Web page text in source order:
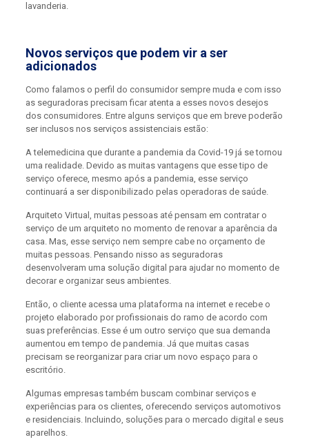
lavanderia.
Novos serviços que podem vir a ser
adicionados
Como falamos o perfil do consumidor sempre muda e com isso
as seguradoras precisam ficar atenta a esses novos desejos
dos consumidores. Entre alguns serviços que em breve poderão
ser inclusos nos serviços assistenciais estão:
A telemedicina que durante a pandemia da Covid-19 já se tornou
uma realidade. Devido as muitas vantagens que esse tipo de
serviço oferece, mesmo após a pandemia, esse serviço
continuará a ser disponibilizado pelas operadoras de saúde.
Arquiteto Virtual, muitas pessoas até pensam em contratar o
serviço de um arquiteto no momento de renovar a aparência da
casa. Mas, esse serviço nem sempre cabe no orçamento de
muitas pessoas. Pensando nisso as seguradoras
desenvolveram uma solução digital para ajudar no momento de
decorar e organizar seus ambientes.
Então, o cliente acessa uma plataforma na internet e recebe o
projeto elaborado por profissionais do ramo de acordo com
suas preferências. Esse é um outro serviço que sua demanda
aumentou em tempo de pandemia. Já que muitas casas
precisam se reorganizar para criar um novo espaço para o
escritório.
Algumas empresas também buscam combinar serviços e
experiências para os clientes, oferecendo serviços automotivos
e residenciais. Incluindo, soluções para o mercado digital e seus
aparelhos.